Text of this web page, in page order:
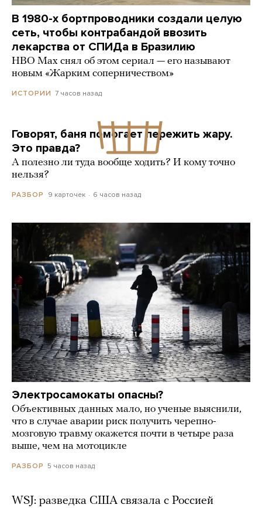
В 1980-х бортпроводники создали целую
сеть, чтобы контрабандой ввозить
лекарства от СПИДа в Бразилию
HBO Max снял об этом сериал — его называют
новым «Жарким соперничеством»
ИСТОРИИ 7 часов назад
Говорят, баня помогает пережить жару.
Это правда?
А полезно ли туда вообще ходить? И кому точно
нельзя?
РАЗБОР 9 карточек 6 часов назад
Электросамокаты опасны?
Объективных данных мало, но ученые выяснили,
что в случае аварии риск получить черепно-
мозговую травму окажется почти в четыре раза
выше, чем на мотоцикле
РАЗБОР 5 часов назад
WSJ: разведка США связала с Россией